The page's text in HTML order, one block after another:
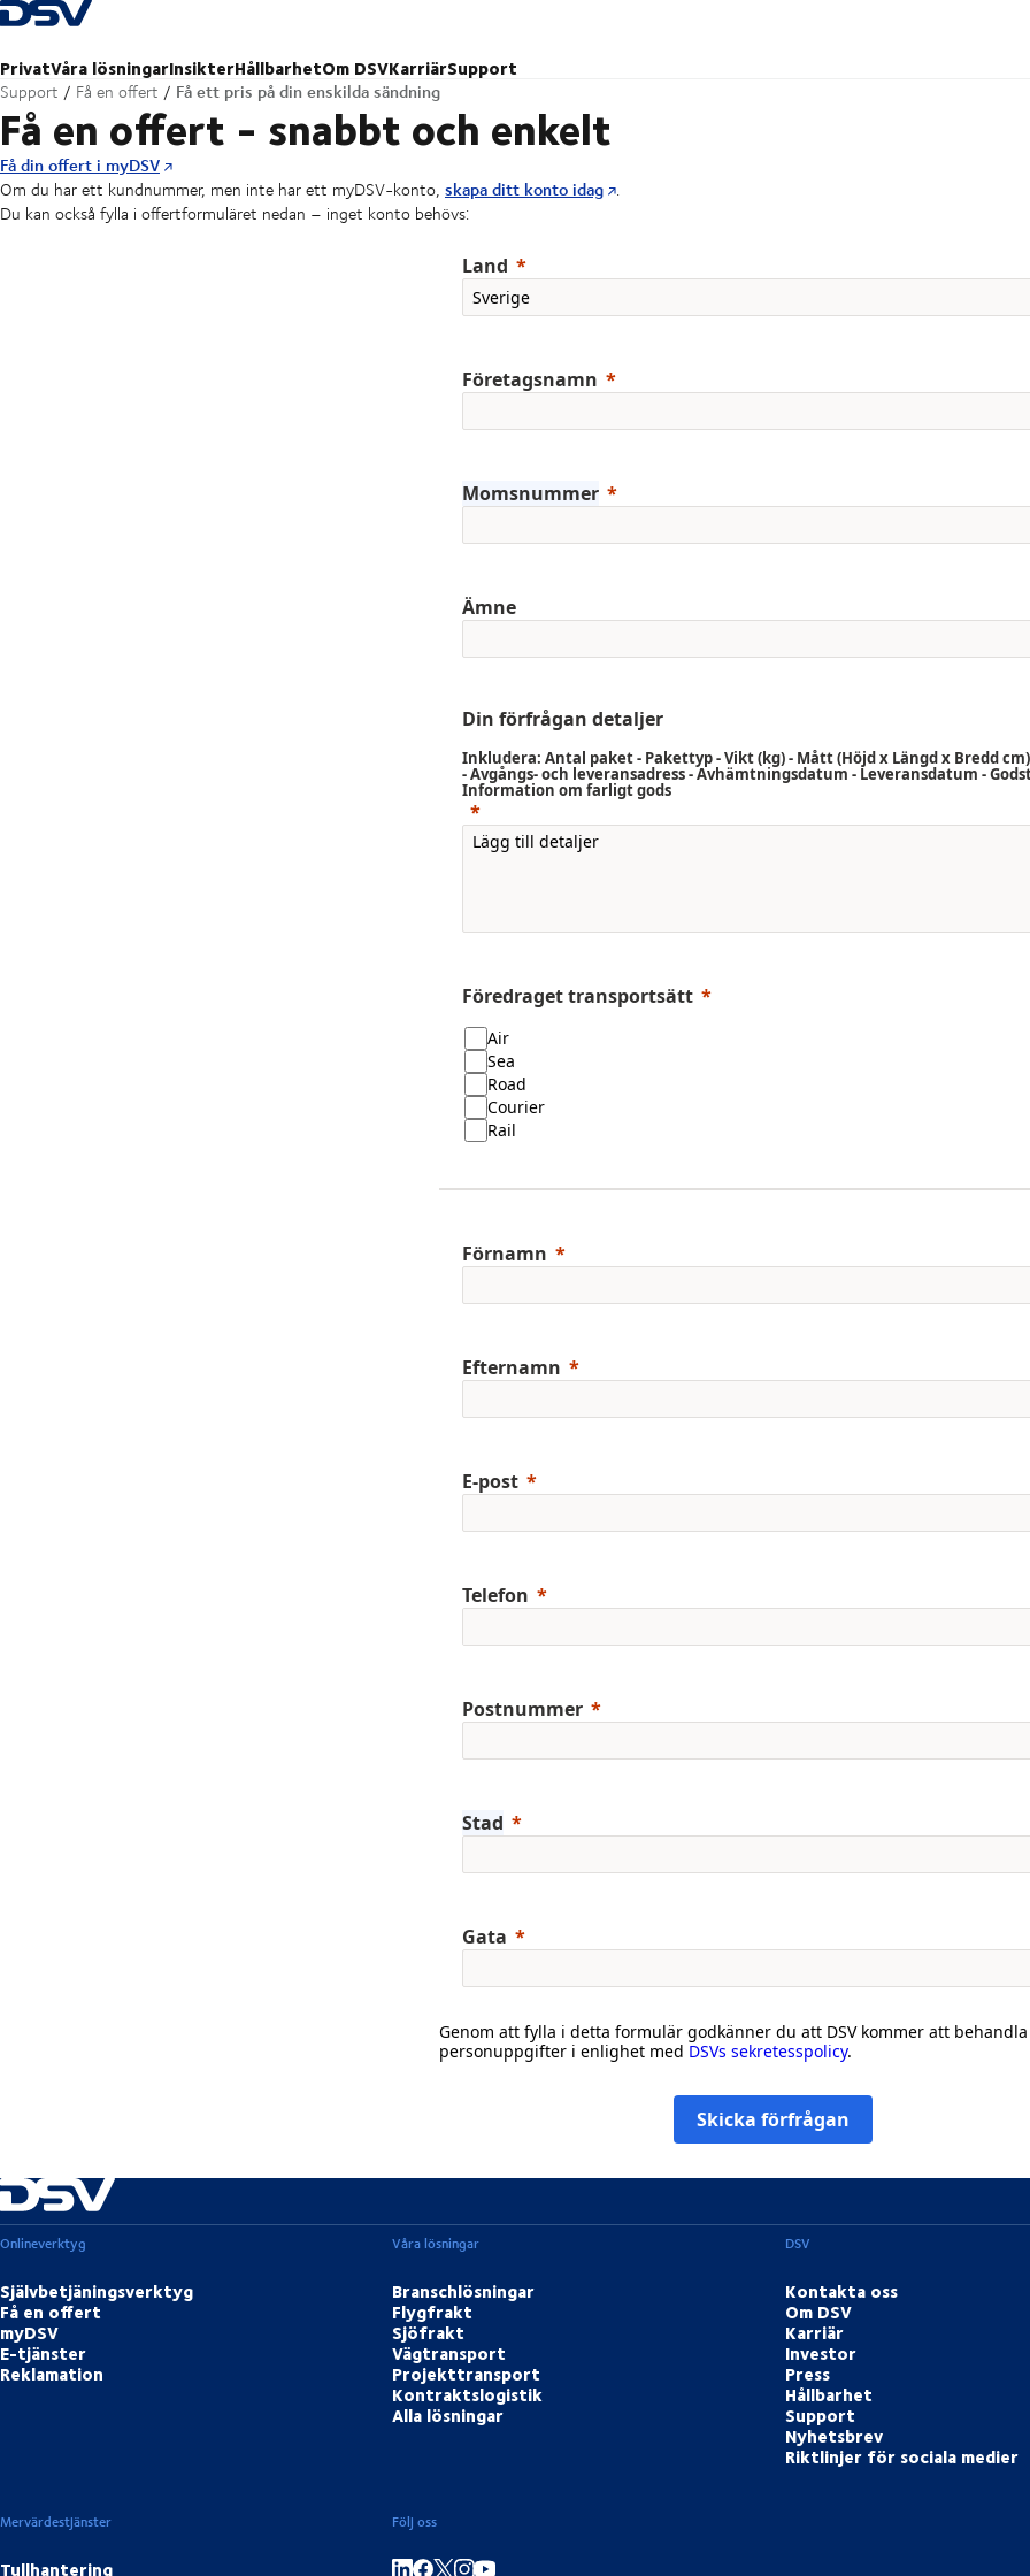
Tillbaka till hemsidan
PrivatVåra lösningarInsikterHållbarhetOm DSVKarriärSupport
Support Få en offert Få ett pris på din enskilda sändning
Få en offert - snabbt och enkelt
Få din offert i myDSV
Om du har ett kundnummer, men inte har ett myDSV-konto, skapa ditt konto idag .
Du kan också fylla i offertformuläret nedan – inget konto behövs:
Land
Företagsnamn
Momsnummer
Ämne
Din förfrågan detaljer
Inkludera: Antal paket - Pakettyp - Vikt (kg) - Mått (Höjd x Längd x Bredd
- Avgångs- och leveransadress - Avhämtningsdatum - Leveransdatum -
Information om farligt gods
Föredraget transportsätt
Air
Sea
Road
Courier
Rail
Förnamn
Efternamn
E-post
Telefon
Postnummer
Stad
Gata
Genom att fylla i detta formulär godkänner du att DSV kommer att
personuppgifter i enlighet med DSVs sekretesspolicy.
Skicka förfrågan
Onlineverktyg
Självbetjäningsverktyg
Få en offert
myDSV
E-tjänster
Reklamation
Våra lösningar
Branschlösningar
Flygfrakt
Sjöfrakt
Vägtransport
Projekttransport
Kontraktslogistik
Alla lösningar
DSV
Kontakta oss
Om DSV
Karriär
Investor
Press
Hållbarhet
Support
Nyhetsbrev
Riktlinjer för sociala medier
Mervärdestjänster
Tullhantering
Följ oss